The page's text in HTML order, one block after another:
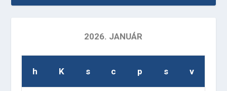
2026. JANUÁR
h K s c p s v